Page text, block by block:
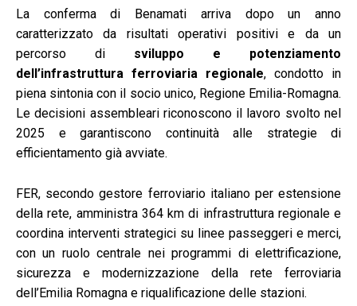
La conferma di Benamati arriva dopo un anno
caratterizzato da risultati operativi positivi e da un
percorso di sviluppo e potenziamento
dell’infrastruttura ferroviaria regionale, condotto in
piena sintonia con il socio unico, Regione Emilia-Romagna.
Le decisioni assembleari riconoscono il lavoro svolto nel
2025 e garantiscono continuità alle strategie di
efficientamento già avviate.
FER, secondo gestore ferroviario italiano per estensione
della rete, amministra 364 km di infrastruttura regionale e
coordina interventi strategici su linee passeggeri e merci,
con un ruolo centrale nei programmi di elettrificazione,
sicurezza e modernizzazione della rete ferroviaria
dell’Emilia Romagna e riqualificazione delle stazioni.